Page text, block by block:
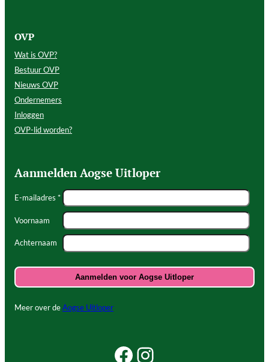
OVP
Wat is OVP?
Bestuur OVP
Nieuws OVP
Ondernemers
Inloggen
OVP-lid worden?
Aanmelden Aogse Uitloper
E-mailadres *
Voornaam
Achternaam
Meer over deAogse Uitloper
Facebook Beleef Princenhage
Instagram Beleef Princenhage